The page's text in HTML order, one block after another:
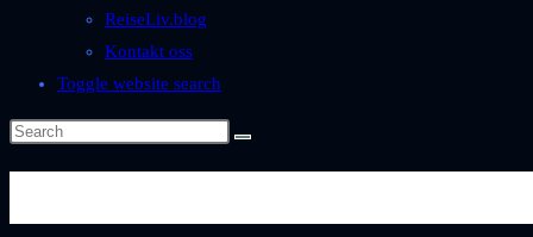
ReiseLiv.blog
Kontakt oss
Toggle website search